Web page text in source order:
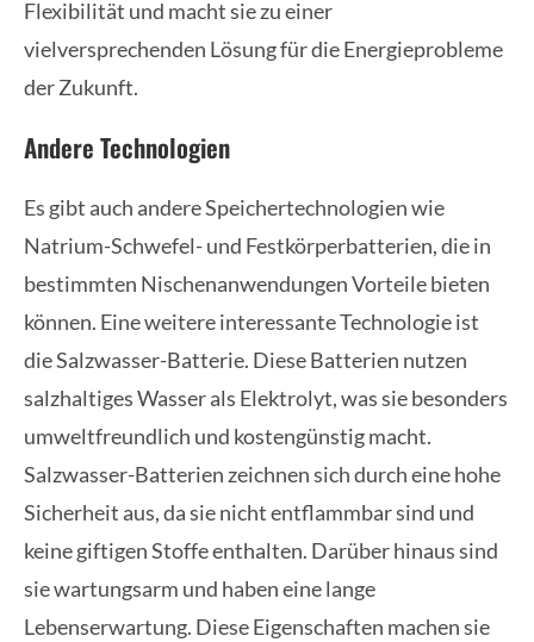
Flexibilität und macht sie zu einer
vielversprechenden Lösung für die Energieprobleme
der Zukunft.
Andere Technologien
Es gibt auch andere Speichertechnologien wie
Natrium-Schwefel- und Festkörperbatterien, die in
bestimmten Nischenanwendungen Vorteile bieten
können. Eine weitere interessante Technologie ist
die Salzwasser-Batterie. Diese Batterien nutzen
salzhaltiges Wasser als Elektrolyt, was sie besonders
umweltfreundlich und kostengünstig macht.
Salzwasser-Batterien zeichnen sich durch eine hohe
Sicherheit aus, da sie nicht entflammbar sind und
keine giftigen Stoffe enthalten. Darüber hinaus sind
sie wartungsarm und haben eine lange
Lebenserwartung. Diese Eigenschaften machen sie